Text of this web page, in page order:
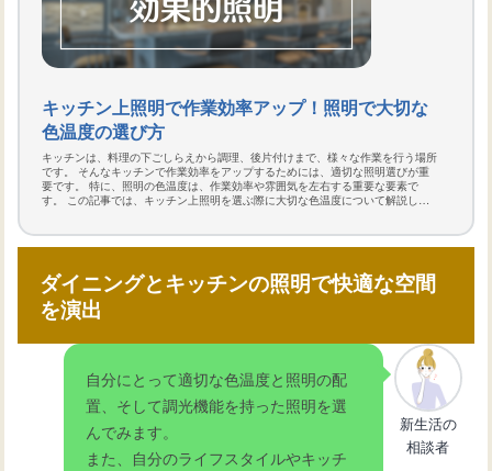
キッチン上照明で作業効率アップ！照明で大切な
色温度の選び方
キッチンは、料理の下ごしらえから調理、後片付けまで、様々な作業を行う場所
です。 そんなキッチンで作業効率をアップするためには、適切な照明選びが重
要です。 特に、照明の色温度は、作業効率や雰囲気を左右する重要な要素で
す。 この記事では、キッチン上照明を選ぶ際に大切な色温度について解説しま
ダイニングとキッチンの照明で快適な空間
を演出
自分にとって適切な色温度と照明の配
置、そして調光機能を持った照明を選
んでみます。
また、自分のライフスタイルやキッチ
新生活の
相談者